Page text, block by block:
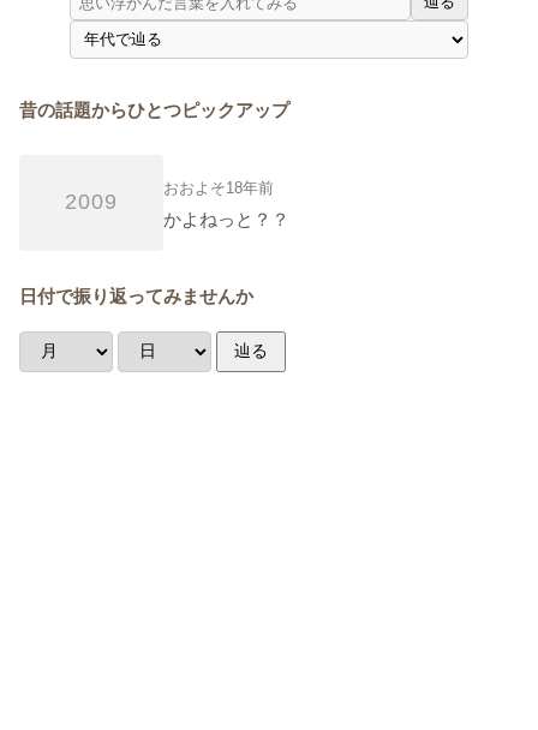
昔の話題からひとつピックアップ
2009
おおよそ18年前
かよねっと？？
日付で振り返ってみませんか
辿る